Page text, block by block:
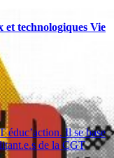
et technologiques Vie
éduc’action. Il se base
de la CGT